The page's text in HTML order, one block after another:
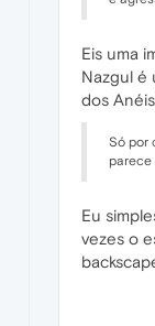
Eis uma
Nazgul é
dos
Só por
parece
Eu
vezes o